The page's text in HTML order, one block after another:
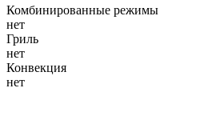
Комбинированные режимы
нет
Гриль
нет
Конвекция
нет